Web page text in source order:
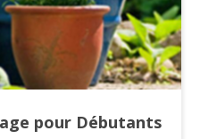
pour Débutants